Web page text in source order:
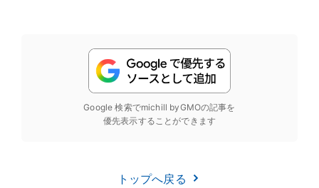
Google 検索でmichill byGMOの記事を
優先表示することができます
トップへ戻る